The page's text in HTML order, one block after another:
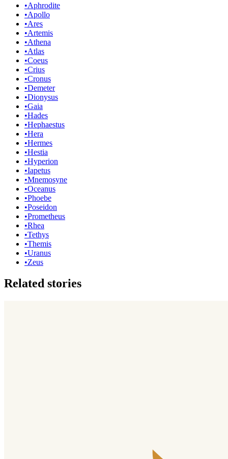
•Aphrodite
•Apollo
•Ares
•Artemis
•Athena
•Atlas
•Coeus
•Crius
•Cronus
•Demeter
•Dionysus
•Gaia
•Hades
•Hephaestus
•Hera
•Hermes
•Hestia
•Hyperion
•Iapetus
•Mnemosyne
•Oceanus
•Phoebe
•Poseidon
•Prometheus
•Rhea
•Tethys
•Themis
•Uranus
•Zeus
Related stories